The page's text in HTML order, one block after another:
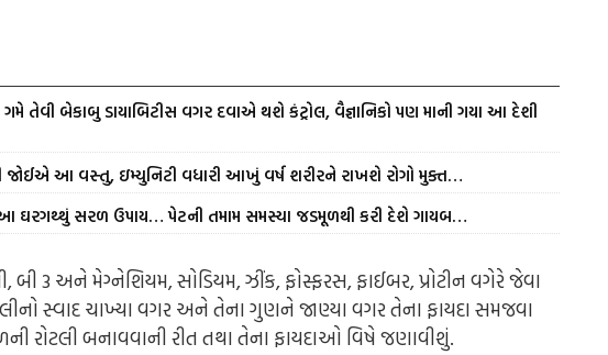
તેવી બેકાબુ ડાયાબિટીસ વગર દવાએ થશે કંટ્રોલ, વૈજ્ઞાનિકો પણ માની ગયા આ દેશી
જોઈએ આ વસ્તુ, ઇમ્યુનિટી વધારી આખું વર્ષ શરીરને રાખશે રોગો મુક્ત…
સરળ ઉપાય… પેટની તમામ સમસ્યા જડમૂળથી કરી દેશે ગાયબ…
બી 3 અને મેગ્નેશિયમ, સોડિયમ, ઝીંક, ફોસ્ફરસ, ફાઈબર, પ્રોટીન વગેરે જેવા
સ્વાદ ચાખ્યા વગર અને તેના ગુણને જાણ્યા વગર તેના ફાયદા સમજવા
બનાવવાની રીત તથા તેના ફાયદાઓ વિષે જણાવીશું.